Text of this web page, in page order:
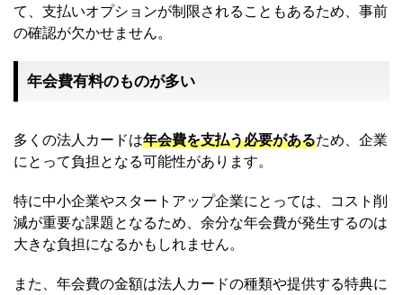
て、支払いオプションが制限されることもあるため、事前
の確認が欠かせません。
年会費有料のものが多い
多くの法人カードは年会費を支払う必要があるため、企業
にとって負担となる可能性があります。
特に中小企業やスタートアップ企業にとっては、コスト削
減が重要な課題となるため、余分な年会費が発生するのは
大きな負担になるかもしれません。
また、年会費の金額は法人カードの種類や提供する特典に